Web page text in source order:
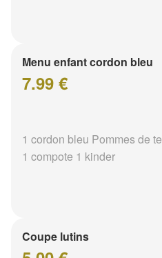
Menu enfant cordon bleu
7.99 €
1 cordon bleu Pommes de
1 compote 1 kinder
Coupe lutins